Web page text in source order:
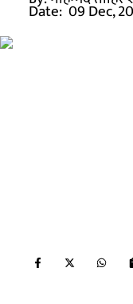
Date: 09 Dec,